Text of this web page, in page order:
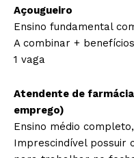
Açougueiro
Ensino fundamental
A combinar + benefícios
1 vaga
Atendente de
emprego)
Ensino médio
Imprescindível possuir